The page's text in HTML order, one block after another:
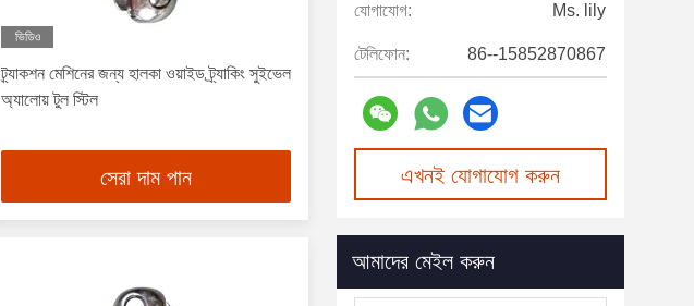
ভিডিও
ট্র্যাকশন মেশিনের জন্য হালকা ওয়াইড ট্র্যাকিং সুইভেল
অ্যালোয় টুল স্টিল
সেরা দাম পান
যোগাযোগ: Ms. lily
টেলিফোন: 86--15852870867
এখনই যোগাযোগ করুন
আমাদের মেইল করুন